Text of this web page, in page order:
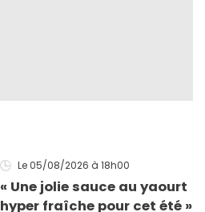
Le 05/08/2026 à 18h00
« Une jolie sauce au yaourt
hyper fraîche pour cet été »